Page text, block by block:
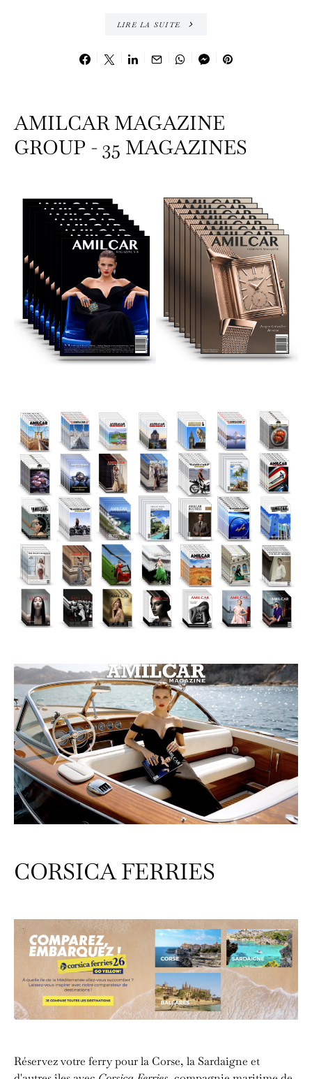
LIRE LA SUITE
AMILCAR MAGAZINE
GROUP - 35 MAGAZINES
CORSICA FERRIES
Réservez votre ferry pour la Corse, la Sardaigne et